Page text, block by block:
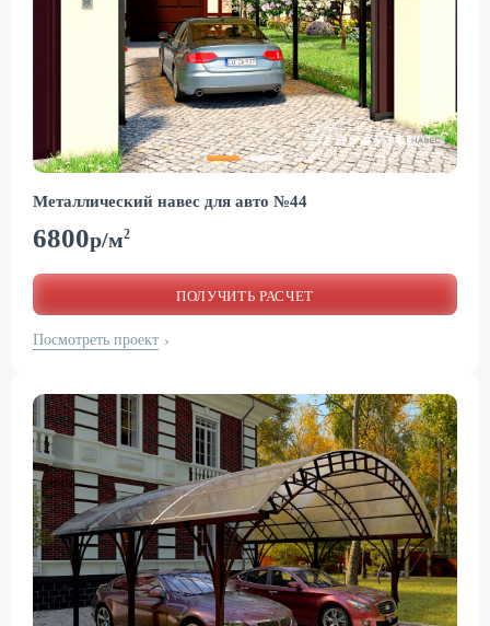
Металлический навес для авто №44
6800р/м2
ПОЛУЧИТЬ РАСЧЕТ
Посмотреть проект ›